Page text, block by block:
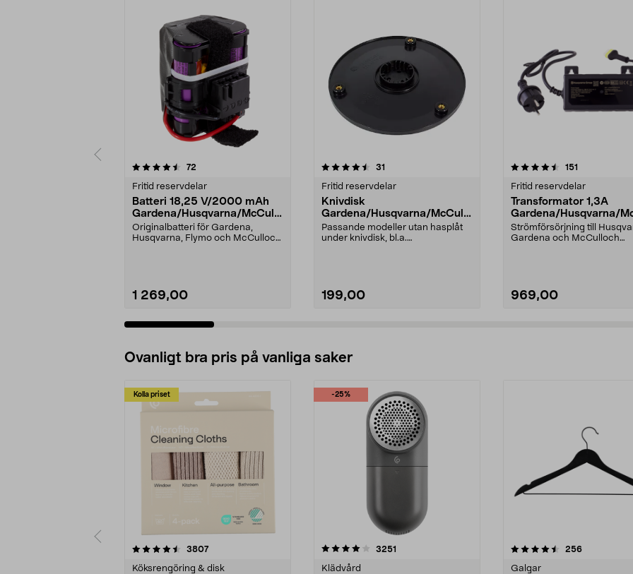
72
Fritid reservdelar
Batteri 18,25 V/2000 mAh
Gardena/Husqvarna/McCullo
ch/Flymo
Originalbatteri för Gardena,
Husqvarna, Flymo och McCulloch
1 269,00
4.5av 5 stjärnor 31
Fritid reservdelar
Knivdisk
Gardena/Husqvarna/McCullo
ch/Flymo
Passande modeller utan hasplåt
under knivdisk, bl.a.
199,00
4.5av 5 stjärnor 151
Fritid reservdelar
Transformator 1,3A
Gardena/Husqvarna/
ch
Strömförsörjning till
Gardena och McCulloch
969,00
4.5av 5 stjärnor
Ovanligt bra pris på vanliga saker
Kolla priset
3807recensioner
Köksrengöring & disk
-25%
4.0av 5 stjärnor 3251
Klädvård
4.5av 5 stjärnor 256recensioner
Galgar
4.0av 5 stjärnor